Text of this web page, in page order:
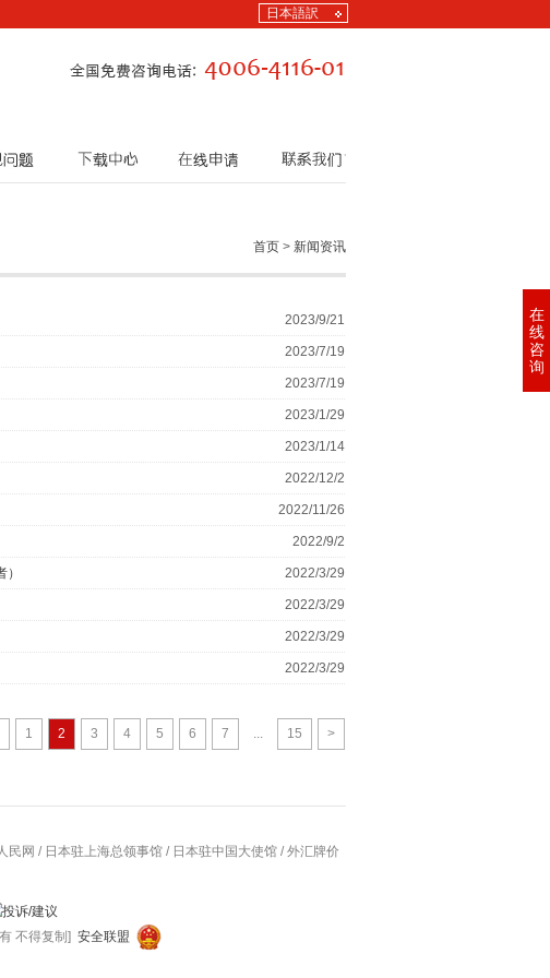
日本語訳
首页 > 新闻资讯
2023/9/21
2023/7/19
2023/7/19
2023/1/29
2023/1/14
2022/12/2
2022/11/26
2022/9/2
2022/3/29
2022/3/29
2022/3/29
2022/3/29
1 2 3 4 5 6 7 ... 15 >
民网 / 日本驻上海总领事馆/ 日本驻中国大使馆/外汇牌价
不得复制] 安全联盟
在
线
咨
询